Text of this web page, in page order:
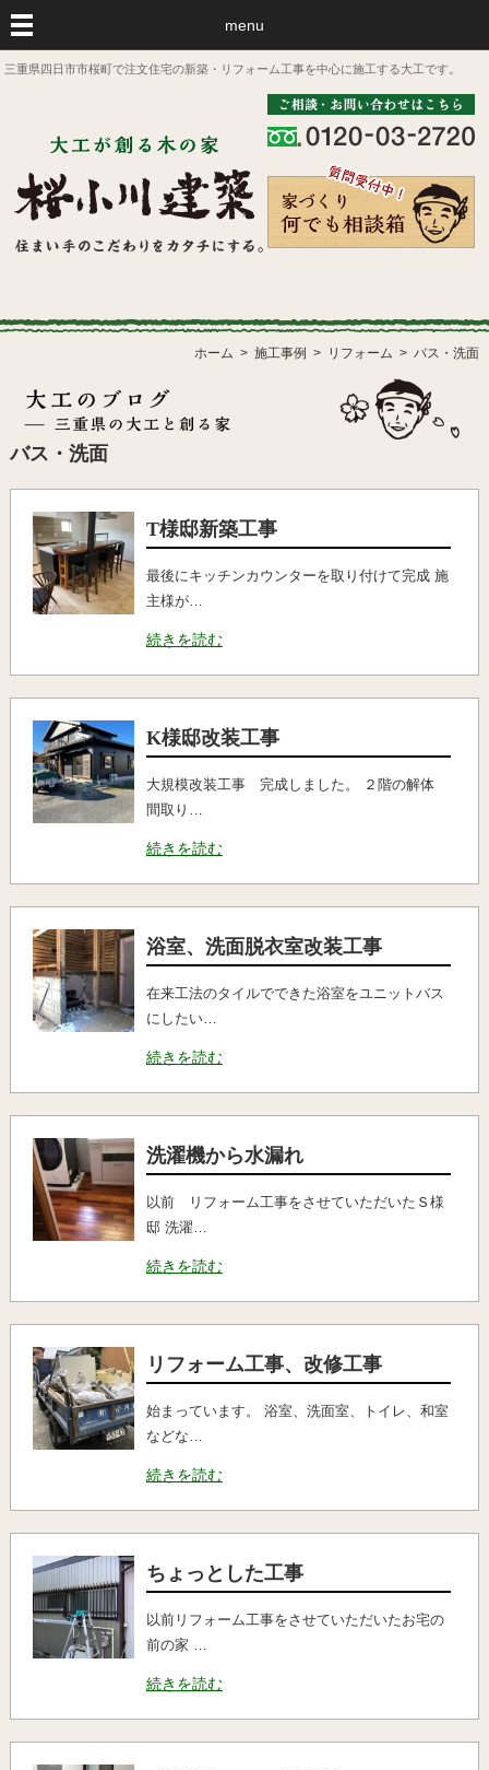
menu
三重県四日市市桜町で注文住宅の新築・リフォーム工事を中心に施工する大工です。
ホーム 施工事例 リフォーム バス・洗面
バス・洗面
T様邸新築工事
最後にキッチンカウンターを取り付けて完成 施
主様が…
続きを読む
K様邸改装工事
大規模改装工事 完成しました。 ２階の解体
間取り…
続きを読む
浴室、洗面脱衣室改装工事
在来工法のタイルでできた浴室をユニットバス
にしたい…
続きを読む
洗濯機から水漏れ
以前 リフォーム工事をさせていただいたＳ様
邸 洗濯…
続きを読む
リフォーム工事、改修工事
始まっています。 浴室、洗面室、トイレ、和室
などな…
続きを読む
ちょっとした工事
以前リフォーム工事をさせていただいたお宅の
前の家 …
続きを読む